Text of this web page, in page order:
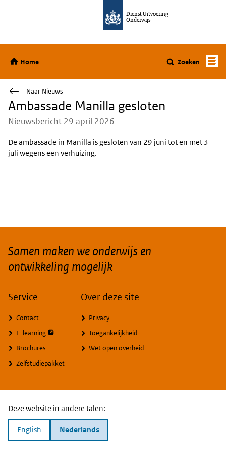
Dienst Uitvoering
Onderwijs
Home
Home Zoeken
Naar Nieuws
Ambassade Manilla gesloten
Nieuwsbericht 29 april 2026
De ambassade in Manilla is gesloten van 29 juni tot en met 3
juli wegens een verhuizing.
Samen maken we onderwijs en
ontwikkeling mogelijk
Service
Contact
E-learning opent externe pagina
Brochures
Zelfstudiepakket
Over deze site
Privacy
Toegankelijkheid
Wet open overheid
Deze website in andere talen:
English Nederlands